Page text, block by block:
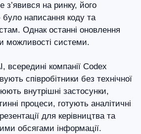
на ринку, його
написання коду та
Однак останні оновлення
можливості системи.
компанії Codex
співробітники без технічної
внутрішні застосунки,
процеси, готують аналітичні
для керівництва та
обсягами інформації.